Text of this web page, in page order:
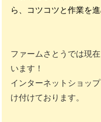
ら、コツコツと作業を進
ファームさとうでは現
います！
インターネットショッ
け付けております。